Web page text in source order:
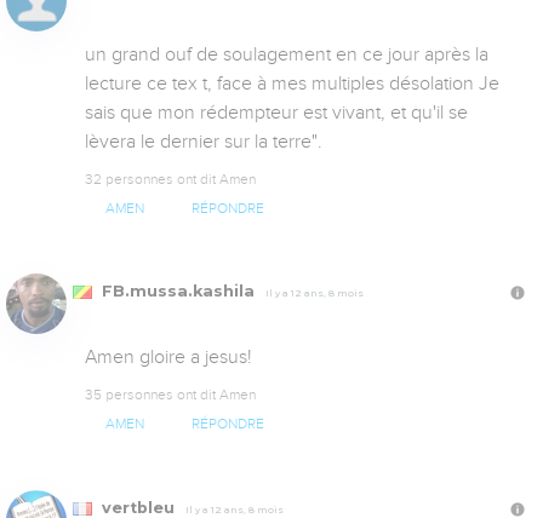
un grand ouf de soulagement en ce jour après la
lecture ce tex t, face à mes multiples désolation Je
sais que mon rédempteur est vivant, et qu'il se
lèvera le dernier sur la terre".
32 personnes ont dit Amen
AMEN RÉPONDRE
FB.mussa.kashila Il y a 12 ans, 8 mois
Amen gloire a jesus!
35 personnes ont dit Amen
AMEN RÉPONDRE
vertbleu Il y a 12 ans, 8 mois